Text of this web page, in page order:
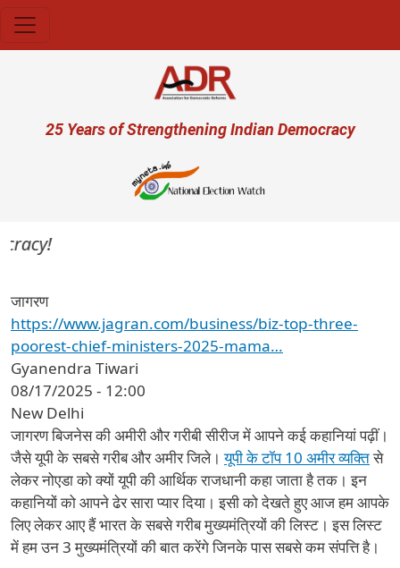
User account menu
25 Years of Strengthening Indian Democracy
जागरण
https://www.jagran.com/business/biz-top-three-
poorest-chief-ministers-2025-mama…
Gyanendra Tiwari
08/17/2025 - 12:00
New Delhi
जागरण बिजनेस की अमीरी और गरीबी सीरीज में आपने कई कहानियां पढ़ीं।
जैसे यूपी के सबसे गरीब और अमीर जिले।यूपी के टॉप 10 अमीर व्यक्तिसे
लेकर नोएडा को क्यों यूपी की आर्थिक राजधानी कहा जाता है तक। इन
कहानियों को आपने ढेर सारा प्यार दिया। इसी को देखते हुए आज हम आपके
लिए लेकर आए हैं भारत के सबसे गरीब मुख्यमंत्रियों की लिस्ट। इस लिस्ट
में हम उन 3 मुख्यमंत्रियों की बात करेंगे जिनके पास सबसे कम संपत्ति है।